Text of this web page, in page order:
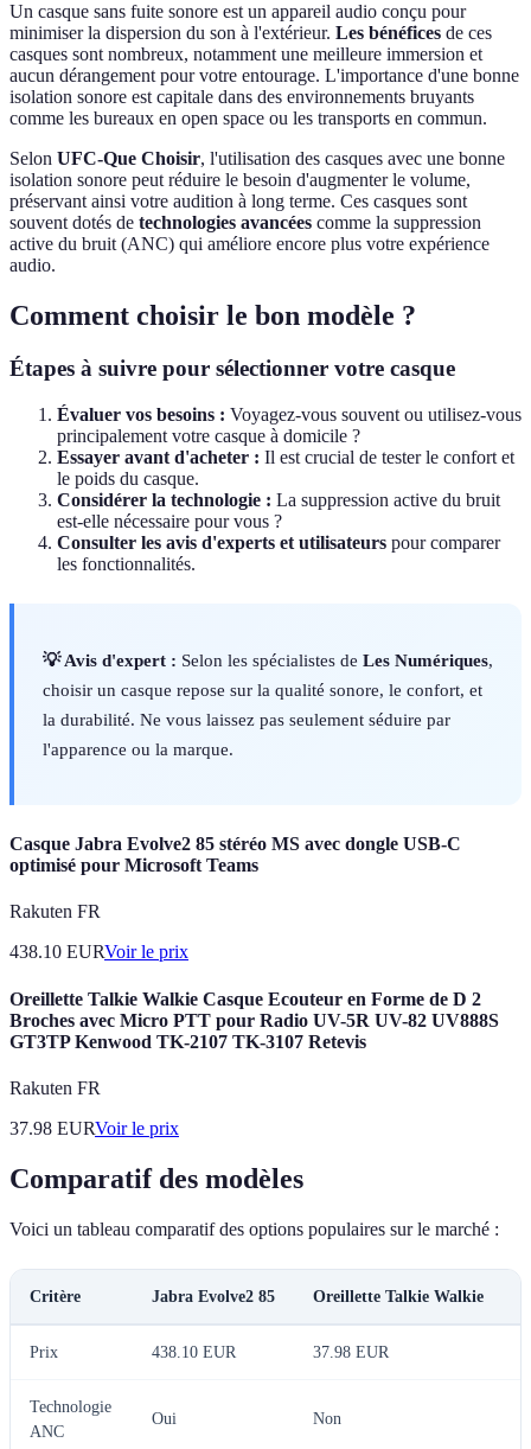
Un casque sans fuite sonore est un appareil audio conçu pour
minimiser la dispersion du son à l'extérieur. Les bénéfices de ces
casques sont nombreux, notamment une meilleure immersion et
aucun dérangement pour votre entourage. L'importance d'une bonne
isolation sonore est capitale dans des environnements bruyants
comme les bureaux en open space ou les transports en commun.
Selon UFC-Que Choisir, l'utilisation des casques avec une bonne
isolation sonore peut réduire le besoin d'augmenter le volume,
préservant ainsi votre audition à long terme. Ces casques sont
souvent dotés de technologies avancées comme la suppression
active du bruit (ANC) qui améliore encore plus votre expérience
audio.
Comment choisir le bon modèle ?
Étapes à suivre pour sélectionner votre casque
Évaluer vos besoins : Voyagez-vous souvent ou utilisez-vous
principalement votre casque à domicile ?
Essayer avant d'acheter : Il est crucial de tester le confort et
le poids du casque.
Considérer la technologie : La suppression active du bruit
est-elle nécessaire pour vous ?
Consulter les avis d'experts et utilisateurs pour comparer
les fonctionnalités.
💡 Avis d'expert : Selon les spécialistes de Les Numériques,
choisir un casque repose sur la qualité sonore, le confort, et
la durabilité. Ne vous laissez pas seulement séduire par
l'apparence ou la marque.
Casque Jabra Evolve2 85 stéréo MS avec dongle USB-C
optimisé pour Microsoft Teams
Rakuten FR
438.10 EURVoir le prix
Oreillette Talkie Walkie Casque Ecouteur en Forme de D 2
Broches avec Micro PTT pour Radio UV-5R UV-82 UV888S
GT3TP Kenwood TK-2107 TK-3107 Retevis
Rakuten FR
37.98 EURVoir le prix
Comparatif des modèles
Voici un tableau comparatif des options populaires sur le marché :
Critère Jabra Evolve2 85 Oreillette Talkie Walkie
Prix 438.10 EUR 37.98 EUR
Technologie
ANC
Oui Non